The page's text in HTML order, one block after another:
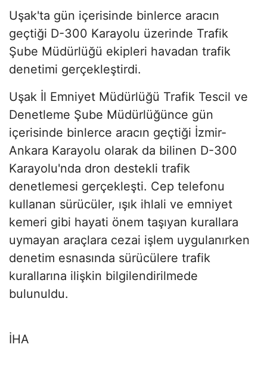
Uşak'ta gün içerisinde binlerce aracın
geçtiği D-300 Karayolu üzerinde Trafik
Şube Müdürlüğü ekipleri havadan trafik
denetimi gerçekleştirdi.
Uşak İl Emniyet Müdürlüğü Trafik Tescil ve
Denetleme Şube Müdürlüğünce gün
içerisinde binlerce aracın geçtiği İzmir-
Ankara Karayolu olarak da bilinen D-300
Karayolu'nda dron destekli trafik
denetlemesi gerçekleşti. Cep telefonu
kullanan sürücüler, ışık ihlali ve emniyet
kemeri gibi hayati önem taşıyan kurallara
uymayan araçlara cezai işlem uygulanırken
denetim esnasında sürücülere trafik
kurallarına ilişkin bilgilendirilmede
bulunuldu.
İHA